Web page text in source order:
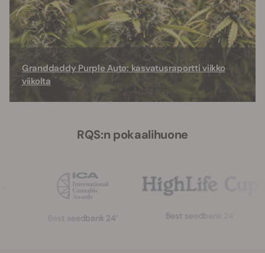
Granddaddy Purple Auto: kasvatusraportti viikko
viikolta
RQS:n pokaalihuone
Best seedbank 24’ Best seedbank 24’